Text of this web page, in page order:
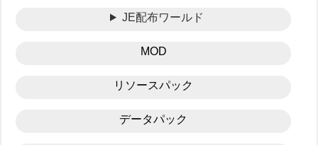
JE配布ワールド
MOD
リソースパック
データパック